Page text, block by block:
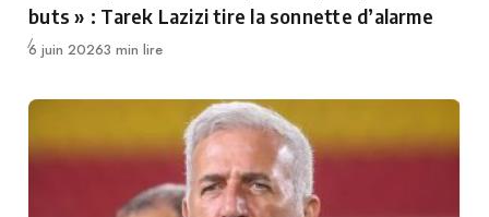
buts » : Tarek Lazizi tire la sonnette d’alarme
Publié
6 juin 20263 min lire